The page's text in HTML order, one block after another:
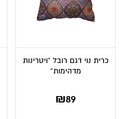
כרית נוי דגם רובל “ויטרינות
מדהימות”
₪89